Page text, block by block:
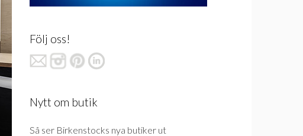
Följ oss!
Nytt om butik
Så ser Birkenstocks nya butiker ut